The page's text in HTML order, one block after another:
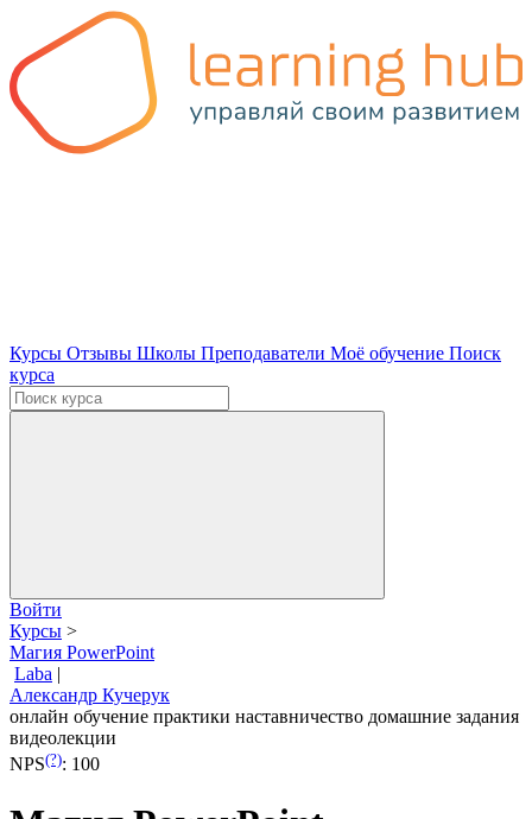
Курсы Отзывы Школы Преподаватели Моё обучение Поиск
курса
Войти
Курсы >
Магия PowerPoint
Laba |
Александр Кучерук
онлайн обучение практики наставничество домашние задания
видеолекции
NPS(?): 100